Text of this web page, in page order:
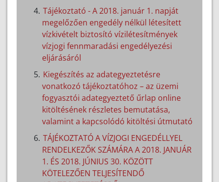
Tájékoztató - A 2018. január 1. napját
megelőzően engedély nélkül létesített
vízkivételt biztosító vízilétesítmények
vízjogi fennmaradási engedélyezési
eljárásáról
Kiegészítés az adategyeztetésre
vonatkozó tájékoztatóhoz – az üzemi
fogyasztói adategyeztető űrlap online
kitöltésének részletes bemutatása,
valamint a kapcsolódó kitöltési útmutató
TÁJÉKOZTATÓ A VÍZJOGI ENGEDÉLLYEL
RENDELKEZŐK SZÁMÁRA A 2018. JANUÁR
1. ÉS 2018. JÚNIUS 30. KÖZÖTT
KÖTELEZŐEN TELJESÍTENDŐ